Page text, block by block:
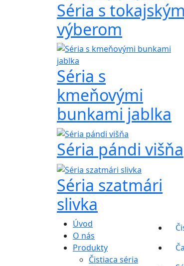
Séria s tokajským
výberom
Séria s
kmeňovými
bunkami jablka
Séria pándi višňa
Séria szatmári
slivka
Úvod
O nás
Produkty
Čistiaca séria